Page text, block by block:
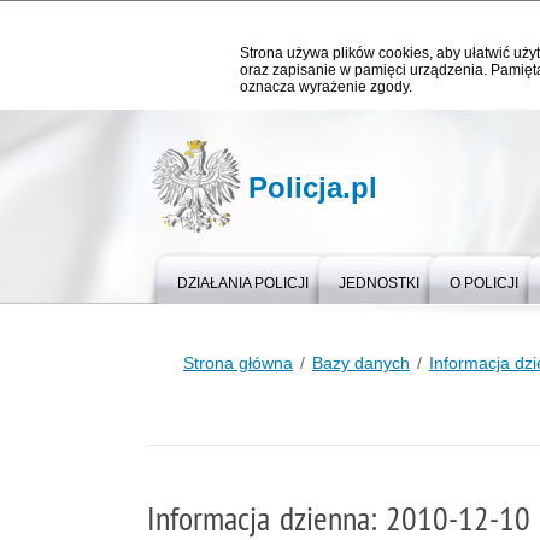
Strona używa plików cookies, aby ułatwić
oraz zapisanie w pamięci urządzenia.
oznacza wyrażenie zgody.
Policja.pl
DZIAŁANIA POLICJI JEDNOSTKI O POLICJI
Strona główna Bazy danych Informacja
Informacja dzienna: 2010-12-10